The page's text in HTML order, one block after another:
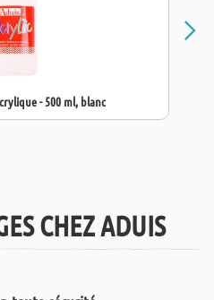
- 500 ml, blanc
CHEZ ADUIS